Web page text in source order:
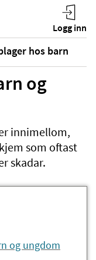
hos barn
og
innimellom,
som oftast
skadar.
og ungdom